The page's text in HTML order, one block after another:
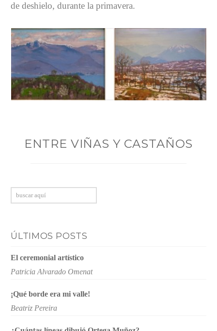
de deshielo, durante la primavera.
ENTRE VIÑAS Y CASTAÑOS
Buscar
ÚLTIMOS POSTS
El ceremonial artístico
Patricia Alvarado Omenat
¡Qué borde era mi valle!
Beatriz Pereira